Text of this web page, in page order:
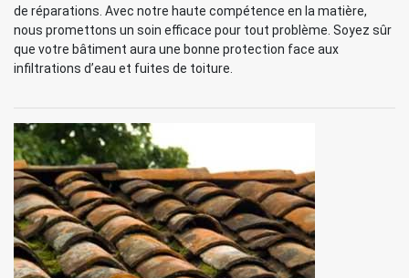
de réparations. Avec notre haute compétence en la matière,
nous promettons un soin efficace pour tout problème. Soyez sûr
que votre bâtiment aura une bonne protection face aux
infiltrations d’eau et fuites de toiture.